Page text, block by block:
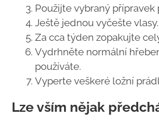
Použijte vybraný přípravek
Ještě jednou vyčešte vlasy.
Za cca týden zopakujte
Vydrhněte normální
používáte.
Vyperte veškeré ložní
Lze vším nějak